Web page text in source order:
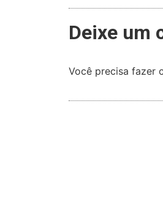
Deixe um
Você precisa fazer